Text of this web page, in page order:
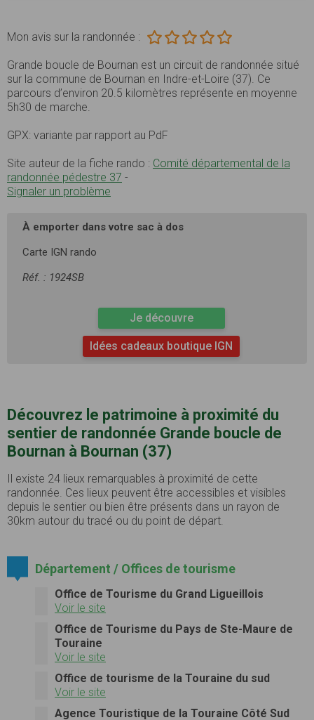
Mon avis sur la randonnée :
Grande boucle de Bournan est un circuit de randonnée situé
sur la commune de Bournan en Indre-et-Loire (37). Ce
parcours d’environ 20.5 kilomètres représente en moyenne
5h30 de marche.
GPX: variante par rapport au PdF
Site auteur de la fiche rando : Comité départemental de la
randonnée pédestre 37 -
Signaler un problème
À emporter dans votre sac à dos
Carte IGN rando
Réf. : 1924SB
Je découvre
Idées cadeaux boutique IGN
Découvrez le patrimoine à proximité du
sentier de randonnée Grande boucle de
Bournan à Bournan (37)
Il existe 24 lieux remarquables à proximité de cette
randonnée. Ces lieux peuvent être accessibles et visibles
depuis le sentier ou bien être présents dans un rayon de
30km autour du tracé ou du point de départ.
Département / Offices de tourisme
Office de Tourisme du Grand Ligueillois
Voir le site
Office de Tourisme du Pays de Ste-Maure de
Touraine
Voir le site
Office de tourisme de la Touraine du sud
Voir le site
Agence Touristique de la Touraine Côté Sud